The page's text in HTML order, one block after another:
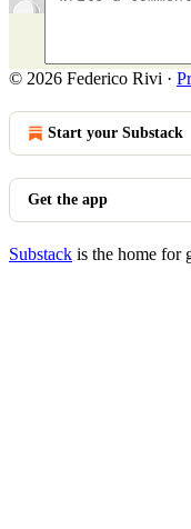
© 2026 Federico Rivi ·
Start your Substack
Get the app
Substack is the home for